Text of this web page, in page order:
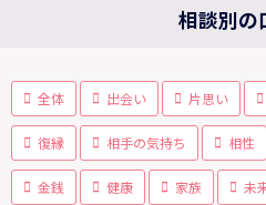
相談別の
全体 出会い 片思い
復縁 相手の気持ち 相性
金銭 健康 家族 未